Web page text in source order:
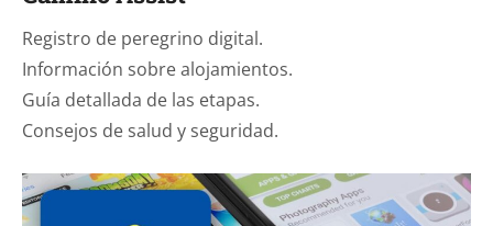
Registro de peregrino digital.
Información sobre alojamientos.
Guía detallada de las etapas.
Consejos de salud y seguridad.